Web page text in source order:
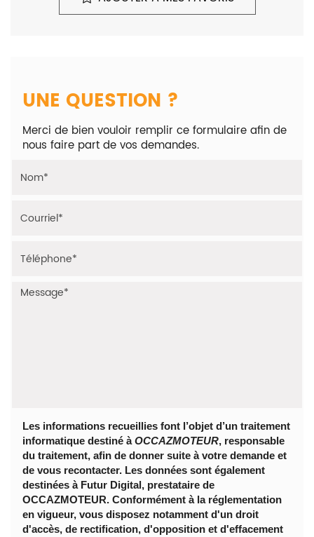
- Ford Fiesta VI 1.6tdci 90cv
UNE QUESTION ?
Merci de bien vouloir remplir ce formulaire afin de
nous faire part de vos demandes.
Les informations recueillies font l’objet d’un traitement
informatique destiné àOCCAZMOTEUR, responsable
du traitement, afin de donner suite à votre demande et
de vous recontacter. Les données sont également
destinées à Futur Digital, prestataire de
OCCAZMOTEUR. Conformément à la réglementation
en vigueur, vous disposez notamment d'un droit
d'accès, de rectification, d'opposition et d'effacement